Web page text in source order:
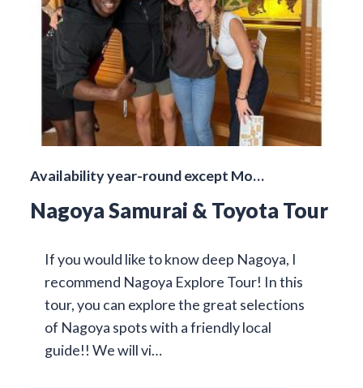
Availability year-round except Mo…
Nagoya Samurai & Toyota Tour
If you would like to know deep Nagoya, I
recommend Nagoya Explore Tour! In this
tour, you can explore the great selections
of Nagoya spots with a friendly local
guide!! We will vi…